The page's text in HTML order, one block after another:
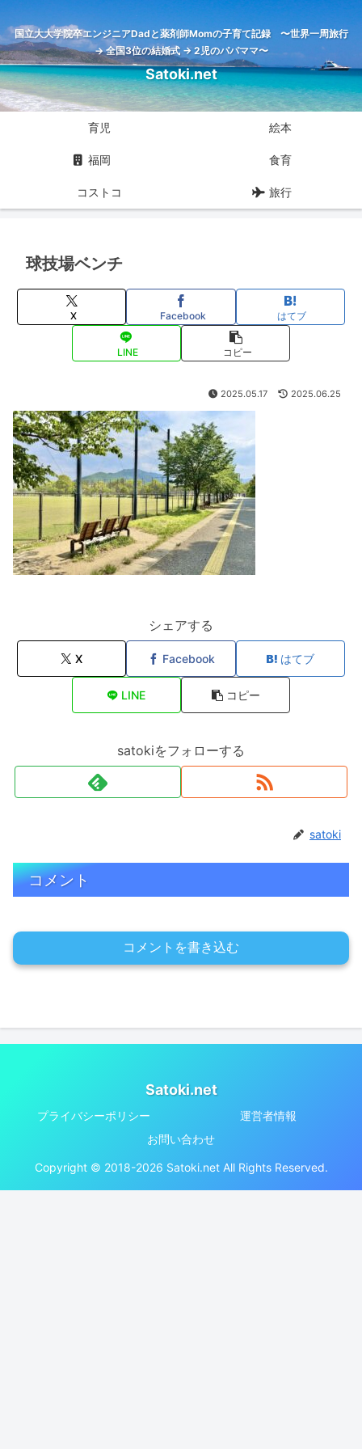
国立大大学院卒エンジニアDadと薬剤師Momの子育て記録 〜世界一周旅行
→ 全国3位の結婚式 → 2児のパパママ〜
Satoki.net
育児 絵本
福岡 食育
コストコ 旅行
球技場ベンチ
X Facebook はてブ
LINE コピー
2025.05.17 2025.06.25
シェアする
X Facebook はてブ
LINE コピー
satokiをフォローする
satoki
コメント
コメントを書き込む
Satoki.net
プライバシーポリシー
運営者情報
お問い合わせ
Copyright © 2018-2026 Satoki.net All Rights Reserved.